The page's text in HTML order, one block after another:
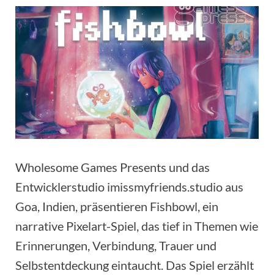
Wholesome Games Presents und das
Entwicklerstudio imissmyfriends.studio aus
Goa, Indien, präsentieren Fishbowl, ein
narrative Pixelart-Spiel, das tief in Themen wie
Erinnerungen, Verbindung, Trauer und
Selbstentdeckung eintaucht. Das Spiel erzählt